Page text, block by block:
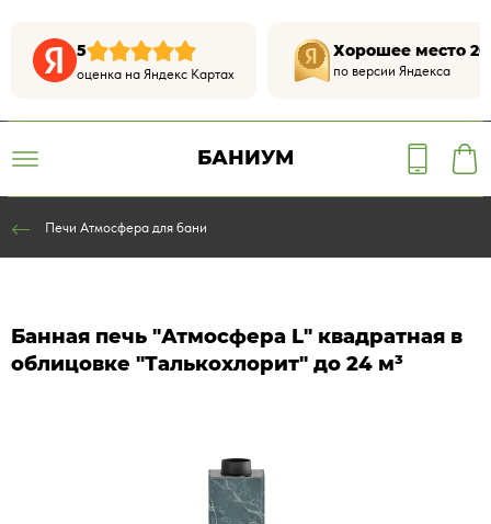
5
оценка на Яндекс Картах
Хорошее место
по версии Яндекса
БАНИУМ
Печи Атмосфера для бани
Банная печь "Атмосфера L" квадратная в
облицовке "Талькохлорит" до 24 м³